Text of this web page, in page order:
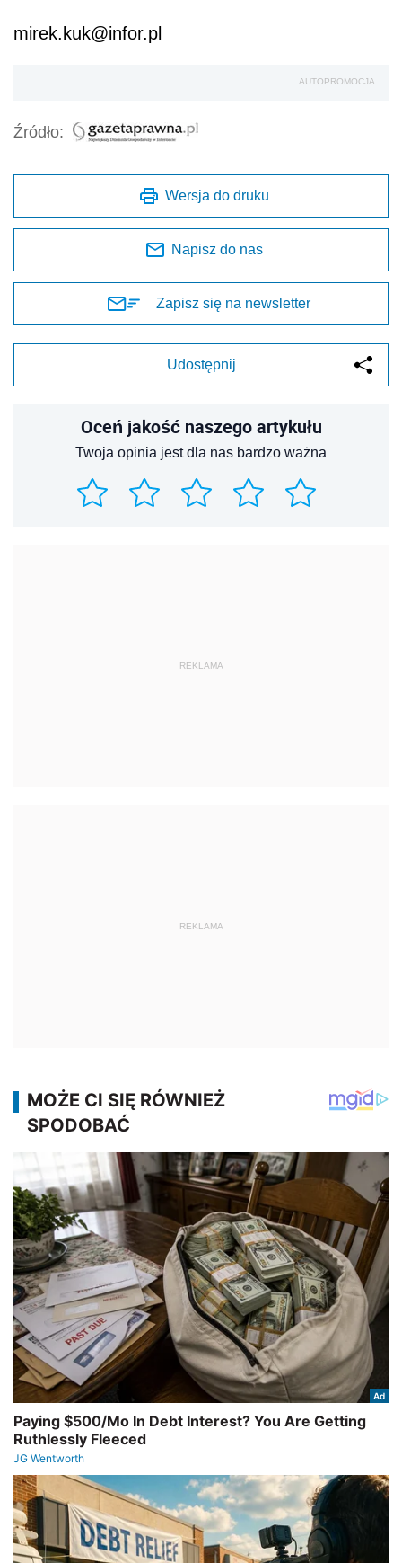
mirek.kuk@infor.pl
AUTOPROMOCJA
Źródło:
Wersja do druku
Napisz do nas
Zapisz się na newsletter
Udostępnij
Oceń jakość naszego artykułu
Twoja opinia jest dla nas bardzo ważna
REKLAMA
REKLAMA